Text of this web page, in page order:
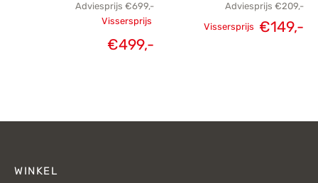
Adviesprijs €699,-
Oorspronkelijke
Vissersprijs
€499,-
Adviesprijs €209,-
Vissersprijs €149,-
WINKEL